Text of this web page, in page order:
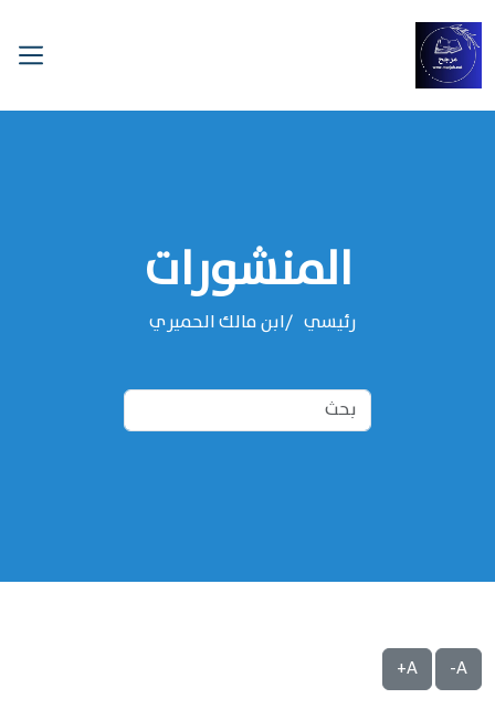
المنشورات
رئيسي ‌‌ابن مالك الحميري
A-
A+